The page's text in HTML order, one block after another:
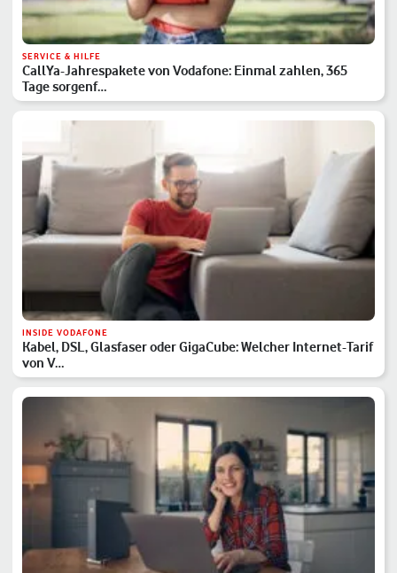
SERVICE & HILFE
CallYa-Jahrespakete von Vodafone: Einmal zahlen, 365
Tage sorgenf…
INSIDE VODAFONE
Kabel, DSL, Glasfaser oder GigaCube: Welcher Internet-Tarif
von V…